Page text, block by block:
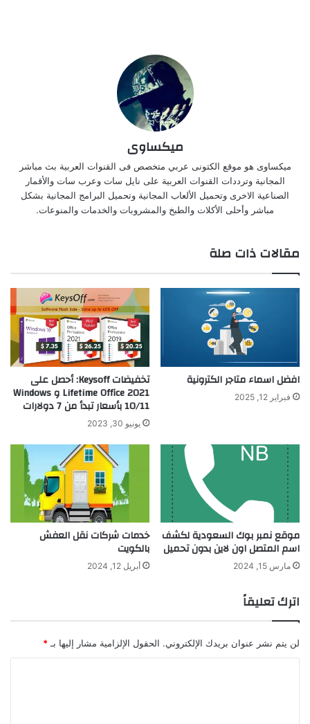
ميكساوى
ميكساوى هو موقع الكتونى عربي متخصص فى القنوات العربية بث مباشر
المجانية وترددات القنوات العربية على نايل سات وعرب سات والأقمار
الصناعية الاخرى وتحميل الألعاب المجانية وتحميل البرامج المجانية بشكل
مباشر وأحلى الأكلات والطبخ والمشروبات والخدمات والمنوعات.
مقالات ذات صلة
افضل اسماء متاجر الكترونية
فبراير 12, 2025
تخفيضات Keysoff: أحصل على
Lifetime Office 2021 و Windows
10/11 بأسعار تبدأ من 7 دولارات
يونيو 30, 2023
موقع نمبر بوك السعودية لكشف
اسم المتصل اون لاين بدون تحميل
مارس 15, 2024
خدمات شركات نقل العفش
بالكويت
أبريل 12, 2024
اترك تعليقاً
لن يتم نشر عنوان بريدك الإلكتروني. الحقول الإلزامية مشار إليها بـ *